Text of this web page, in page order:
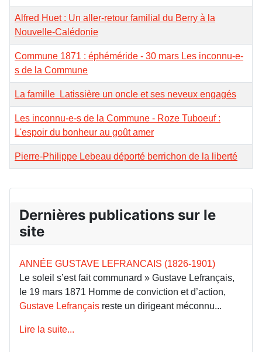
Alfred Huet : Un aller-retour familial du Berry à la
Nouvelle-Calédonie
Commune 1871 : éphéméride - 30 mars Les inconnu-e-
s de la Commune
La famille Latissière un oncle et ses neveux engagés
Les inconnu-e-s de la Commune - Roze Tuboeuf :
L'espoir du bonheur au goût amer
Pierre-Philippe Lebeau déporté berrichon de la liberté
Dernières publications sur le
site
ANNÉE GUSTAVE LEFRANCAIS (1826-1901)
Le soleil s’est fait communard » Gustave Lefrançais,
le 19 mars 1871 Homme de conviction et d’action,
Gustave Lefrançais reste un dirigeant méconnu...
Lire la suite...